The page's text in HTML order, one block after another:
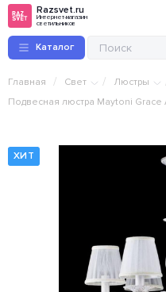
Razsvet.ru
Интернет-магазин
светильников
Каталог
Главная / Свет / Люстры
Подвесная люстра Maytoni Grace
ХИТ